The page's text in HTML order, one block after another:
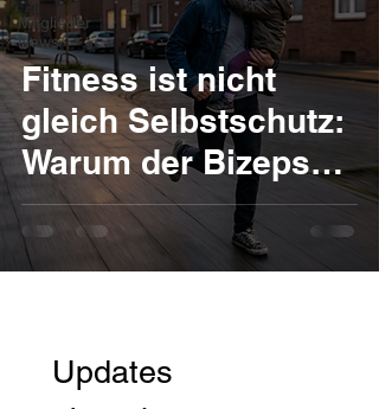
Mitglieder
News
Fitness ist nicht
gleich Selbstschutz:
Warum der Bizeps
allein dich nicht
nach Hause bringt
Updates